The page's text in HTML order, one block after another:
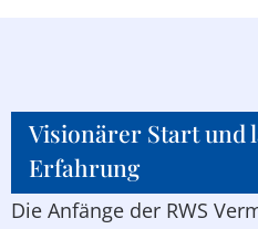
Visionärer Start und
Erfahrung
Die Anfänge der RWS